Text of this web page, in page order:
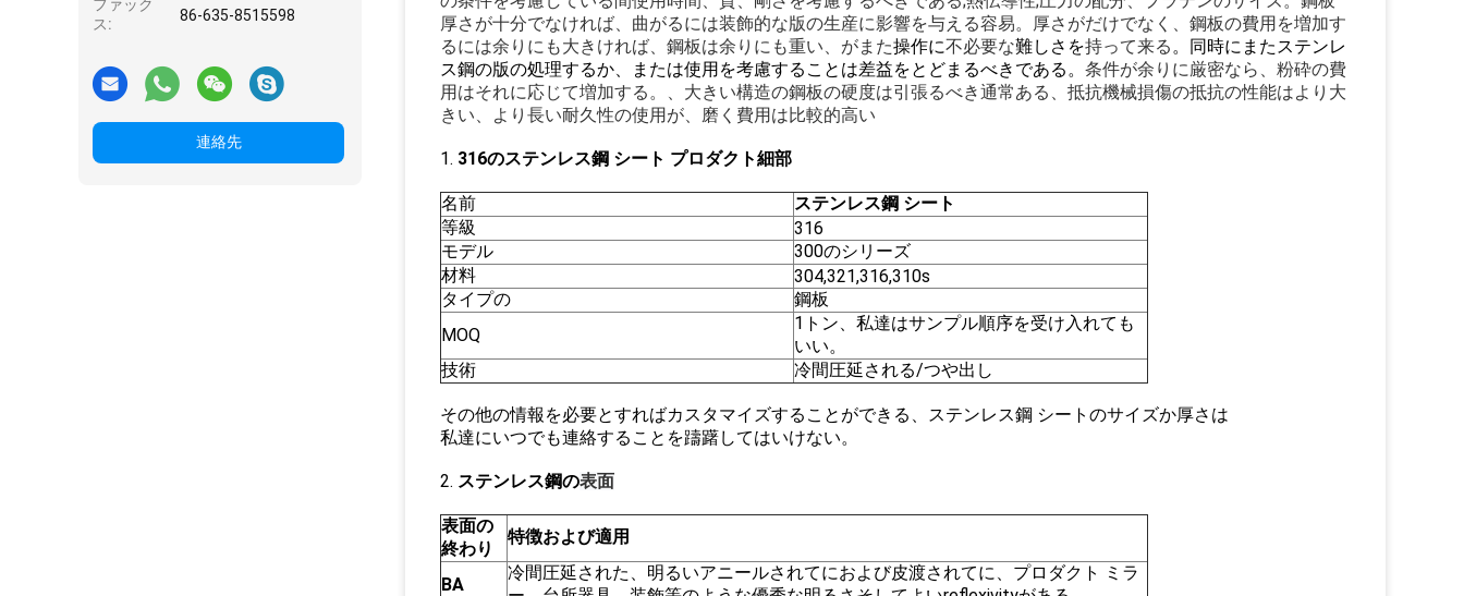
ファック
ス:
86-635-8515598
連絡先
厚さが十分でなければ、曲がるには装飾的な版の生産に影響を与える容易。 厚さがだけでなく、鋼板の費用を増加す
るには余りにも大きければ、鋼板は余りにも重い、がまた操作に不必要な難しさを持って来る。 同時にまたステンレ
ス鋼の版の処理するか、または使用を考慮することは差益をとどまるべきである。 条件が余りに厳密なら、粉砕の費
用はそれに応じて増加する。
、大きい構造の鋼板の硬度は引張るべき通常ある、抵抗機械損傷の抵抗の性能はより大
きい、より長い耐久性の使用が、磨く費用は比較的高い
1. 316のステンレス鋼 シート プロダクト細部
名前
ステンレス鋼 シート
等級
316
モデル
300のシリーズ
材料
304,321,316,310s
タイプの
鋼板
MOQ
1トン、私達はサンプル順序を受け入れても
いい。
技術
冷間圧延される/つや出し
その他の情報を必要とすればカスタマイズすることができる、ステンレス鋼 シートのサイズか厚さは
私達にいつでも連絡することを躊躇してはいけない。
2. ステンレス鋼の表面
表面の
終わり
特徴および適用
BA
冷間圧延された、明るいアニールされてにおよび皮渡されてに、プロダクト ミラ